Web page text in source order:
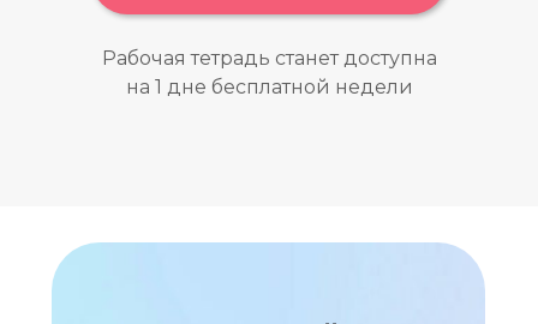
Рабочая тетрадь станет доступна
на 1 дне бесплатной недели